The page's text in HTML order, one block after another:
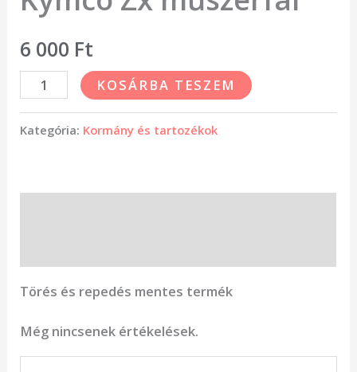
6 000 Ft
KOSÁRBA TESZEM
Kategória: Kormány és tartozékok
Törés és repedés mentes termék
Még nincsenek értékelések.